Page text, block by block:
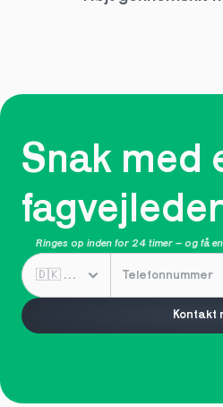
Snak med
fagvejleder
Ringes op inden for 24 timer – og få en
Kontakt